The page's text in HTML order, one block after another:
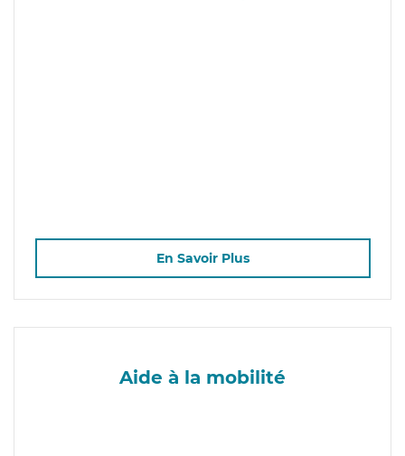
En Savoir Plus
Aide à la mobilité